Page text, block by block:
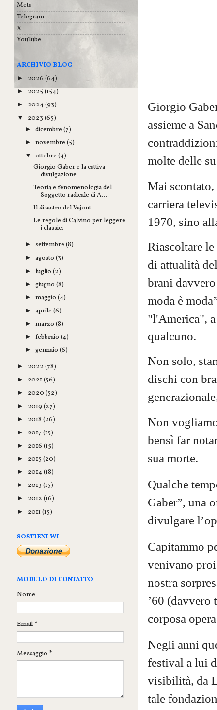
Giorgio
assieme a
molte delle
Mai scontato,
carriera
1970, sino
Riascoltare
di attualità
brani
moda è
"l'America",
qualcuno.
Non solo,
dischi con
Non
bensì far
sua morte.
Qualche
Gaber”, una
divulgare
Capitammo
venivano
nostra
’60 (davvero
corposa
Negli anni
festival a lui
visibilità, da
tale
Meta
Telegram
X
YouTube
ARCHIVIO BLOG
► 2026 (64)
► 2025 (154)
► 2024(93)
▼ 2023 (65)
►dicembre(7)
►novembre(5)
▼ottobre(4)
Giorgio Gaber e la cattiva
divulgazione
Teoria e fenomenologia del
Soggetto radicale di A....
Il disastro del Vajont
Le regole di Calvino per leggere
i classici
► settembre(8)
►agosto(3)
►luglio(2)
►giugno(8)
►maggio(4)
►aprile(6)
►marzo(8)
►febbraio(4)
►gennaio(6)
► 2022 (78)
► 2021 (56)
► 2020 (52)
► 2019 (27)
► 2018 (26)
► 2017 (15)
► 2016 (15)
► 2015 (20)
► 2014(18)
► 2013 (15)
► 2012 (16)
► 2011 (15)
SOSTIENI WI
MODULO DI CONTATTO
Nome
Email *
Messaggio *